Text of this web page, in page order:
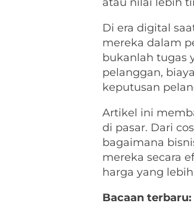
Di era digital
mereka dalam
bukanlah tugas
pelanggan,
keputusan
Artikel ini
di pasar. Dari
bagaimana
mereka secara
harga yang
Bacaan terbaru: